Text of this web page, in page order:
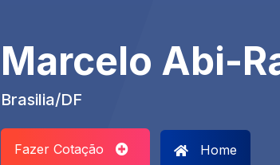
Marcelo Abi-
Brasilia/DF
Fazer Cotação Home